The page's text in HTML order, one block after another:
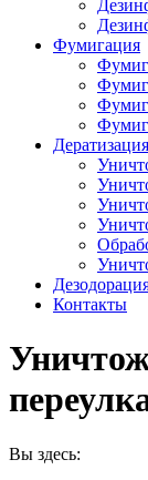
Фумигация
Дератизация
Контакты
Вы здесь: